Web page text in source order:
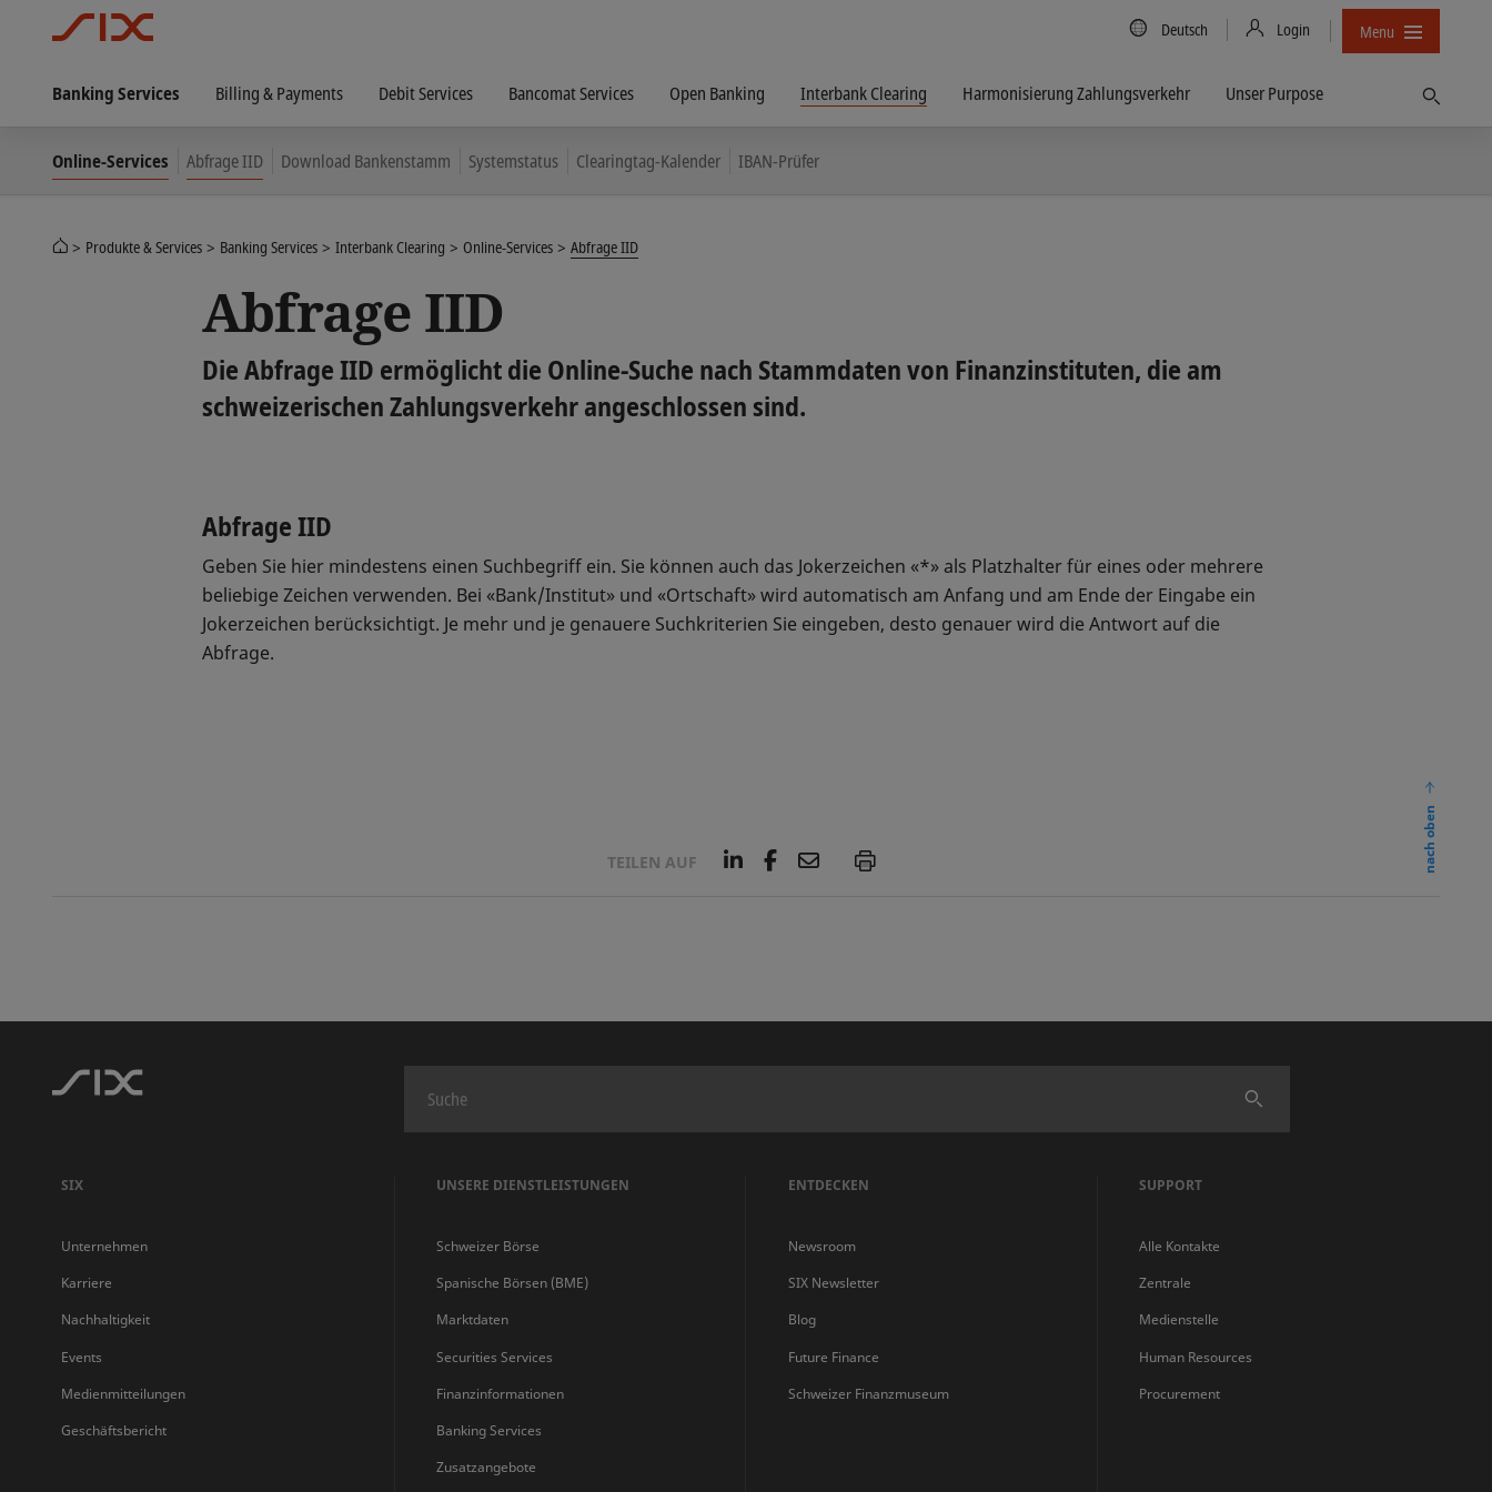
Country/Language
Deutsch Login Menu
Banking Services Billing & Payments Debit Services Bancomat Services Open Banking Interbank Clearing Harmonisierung Zahlungsverkehr Unser Purpose
Online-Services Abfrage IID Download Bankenstamm Systemstatus Clearingtag-Kalender IBAN-Prüfer
Produkte & Services Banking Services Interbank Clearing Online-Services Abfrage IID
Abfrage IID
Die Abfrage IID ermöglicht die Online-Suche nach Stammdaten von Finanzinstituten, die am
schweizerischen Zahlungsverkehr angeschlossen sind.
Abfrage IID
Geben Sie hier mindestens einen Suchbegriff ein. Sie können auch das Jokerzeichen «*» als Platzhalter für eines oder mehrere
beliebige Zeichen verwenden. Bei «Bank/Institut» und «Ortschaft» wird automatisch am Anfang und am Ende der Eingabe ein
Jokerzeichen berücksichtigt. Je mehr und je genauere Suchkriterien Sie eingeben, desto genauer wird die Antwort auf die
Abfrage.
TEILEN AUF
L
F
E
P
nach oben
Finden
SIX
Unternehmen
Karriere
Nachhaltigkeit
Events
Medienmitteilungen
Geschäftsbericht
UNSERE DIENSTLEISTUNGEN
Schweizer Börse
Spanische Börsen (BME)
Marktdaten
Securities Services
Finanzinformationen
Banking Services
Zusatzangebote
ENTDECKEN
Newsroom
SIX Newsletter
Blog
Future Finance
Schweizer Finanzmuseum
SUPPORT
Alle Kontakte
Zentrale
Medienstelle
Human Resources
Procurement